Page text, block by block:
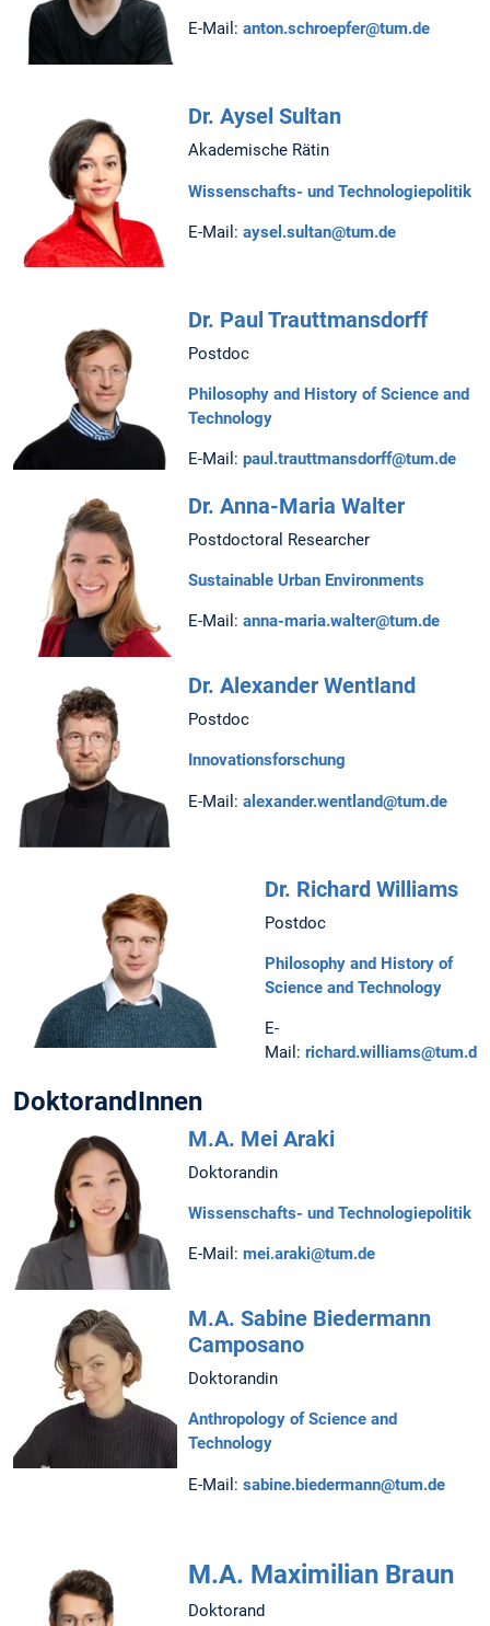
E-Mail: anton.schroepfer@tum.de
Dr. Aysel Sultan
Akademische Rätin
Wissenschafts- und Technologiepolitik
E-Mail: aysel.sultan@tum.de
Dr. Paul Trauttmansdorff
Postdoc
Philosophy and History of Science and
Technology
E-Mail: paul.trauttmansdorff@tum.de
Dr. Anna-Maria Walter
Postdoctoral Researcher
Sustainable Urban Environments
E-Mail: anna-maria.walter@tum.de
Dr. Alexander Wentland
Postdoc
Innovationsforschung
E-Mail: alexander.wentland@tum.de
Dr. Richard Williams
Postdoc
Philosophy and History of
Science and Technology
E-
Mail: richard.williams@tum.de
DoktorandInnen
M.A. Mei Araki
Doktorandin
Wissenschafts- und Technologiepolitik
E-Mail: mei.araki@tum.de
M.A. Sabine Biedermann
Camposano
Doktorandin
Anthropology of Science and
Technology
E-Mail: sabine.biedermann@tum.de
M.A. Maximilian Braun
Doktorand